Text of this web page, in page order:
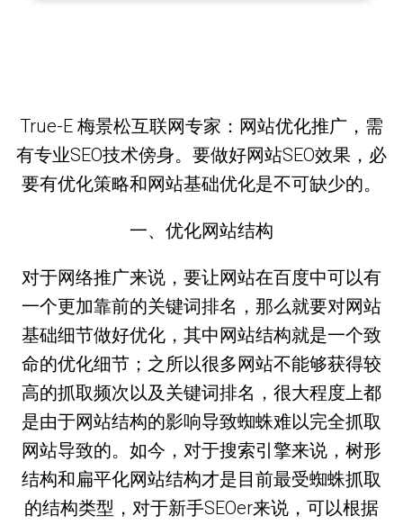
True-E 梅景松互联网专家：网站优化推广，需
有专业SEO技术傍身。要做好网站SEO效果，必
要有优化策略和网站基础优化是不可缺少的。
一、优化网站结构
对于网络推广来说，要让网站在百度中可以有
一个更加靠前的关键词排名，那么就要对网站
基础细节做好优化，其中网站结构就是一个致
命的优化细节；之所以很多网站不能够获得较
高的抓取频次以及关键词排名，很大程度上都
是由于网站结构的影响导致蜘蛛难以完全抓取
网站导致的。如今，对于搜索引擎来说，树形
结构和扁平化网站结构才是目前最受蜘蛛抓取
的结构类型，对于新手SEOer来说，可以根据